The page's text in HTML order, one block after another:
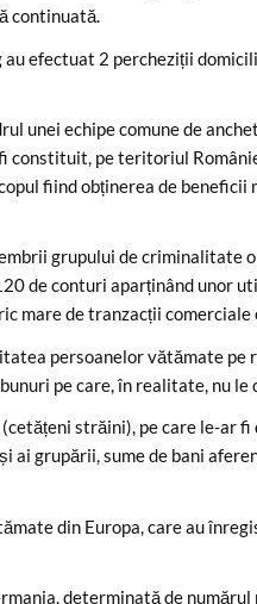
continuată.
efectuat 2 percheziții
unei echipe comune de
constituit, pe teritoriul
fiind obținerea de
grupului de criminalitate
de conturi aparținând unor
mare de tranzacții
persoanelor vătămate pe
pe care, în realitate, nu le
străini), pe care le-ar
grupării, sume de bani
din Europa, care au
determinată de